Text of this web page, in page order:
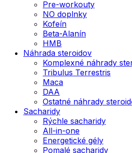
Pre-workouty
NO doplnky
Kofeín
Beta-Alanín
HMB
Náhrada steroidov
Komplexné náhrady
Tribulus Terrestris
Maca
DAA
Ostatné náhrady
Sacharidy
Rýchle sacharidy
All-in-one
Energetické gély
Pomalé sacharidy